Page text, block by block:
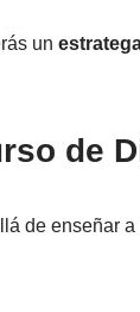
un
de
de enseñar